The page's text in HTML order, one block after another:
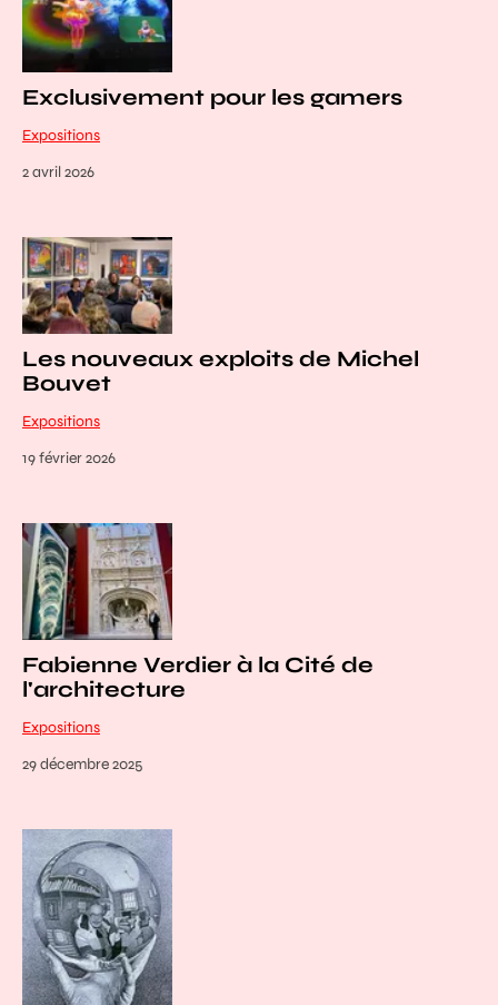
Exclusivement pour les gamers
Expositions
2 avril 2026
Les nouveaux exploits de Michel
Bouvet
Expositions
19 février 2026
Fabienne Verdier à la Cité de
l'architecture
Expositions
29 décembre 2025